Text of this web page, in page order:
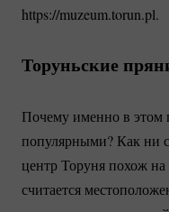
https://muzeum.torun.pl.
Торуньские
Почему именно в этом
популярными? Как ни
центр Торуня похож
считается